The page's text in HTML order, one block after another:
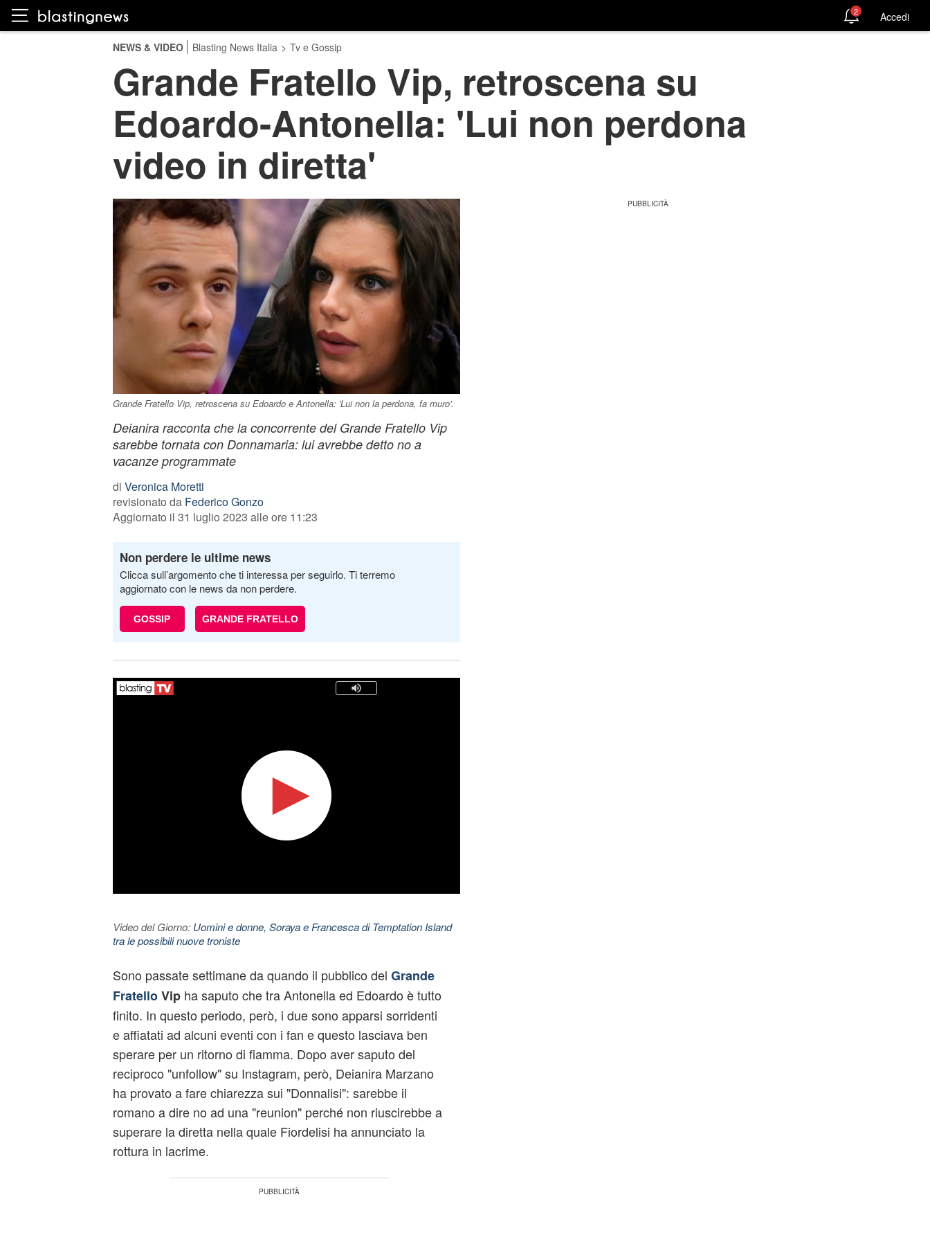
2 Accedi
NEWS & VIDEO Blasting News Italia > Tv e Gossip
Grande Fratello Vip, retroscena su
Edoardo-Antonella: 'Lui non perdona
video in diretta'
Grande Fratello Vip, retroscena su Edoardo e Antonella: 'Lui non la perdona, fa muro'.
Deianira racconta che la concorrente del Grande Fratello Vip
sarebbe tornata con Donnamaria: lui avrebbe detto no a
vacanze programmate
di Veronica Moretti
revisionato da Federico Gonzo
Aggiornato il 31 luglio 2023 alle ore 11:23
Non perdere le ultime news
Clicca sull’argomento che ti interessa per seguirlo. Ti terremo
aggiornato con le news da non perdere.
GOSSIP GRANDE FRATELLO
Video del Giorno: Uomini e donne, Soraya e Francesca di Temptation Island
tra le possibili nuove troniste
Sono passate settimane da quando il pubblico del Grande
FratelloVipha saputo che tra Antonella ed Edoardo è tutto
finito. In questo periodo, però, i due sono apparsi sorridenti
e affiatati ad alcuni eventi con i fan e questo lasciava ben
sperare per un ritorno di fiamma. Dopo aver saputo del
reciproco "unfollow" su Instagram, però, Deianira Marzano
ha provato a fare chiarezza sui "Donnalisi": sarebbe il
romano a dire no ad una "reunion" perché non riuscirebbe a
superare la diretta nella quale Fiordelisi ha annunciato la
rottura in lacrime.